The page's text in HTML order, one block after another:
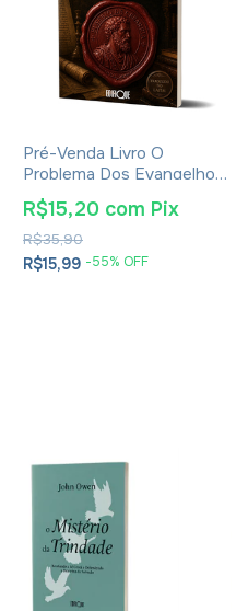
Pré-Venda Livro O
Problema Dos Evangelhos
E Soluções- Eusébio De
Cesareia
R$15,99 -55% OFF
R$35,90
R$15,20 com Pix